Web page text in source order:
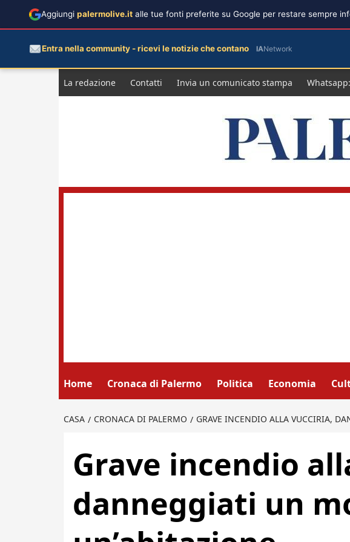
La redazione Contatti Invia un comunicato stampa
Home Cronaca di Palermo Politica Economia
CASA CRONACA DI PALERMO GRAVE INCENDIO ALLA VUCCIRIA,
Grave incendio
danneggiati un
Aggiungi palermolive.it alle tue fonti preferite su Google per restare sempre
Entra nella community - ricevi le notizie che contano IANetwork